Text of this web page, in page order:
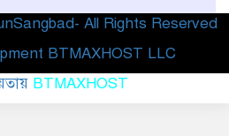
২৯ জলবায়ু সম্মেলন শেষে দেশে
অন্তর্বর্তী সরকারের প্রধান
নিয়ে মুখ খুললেন তৌহিদ
All Rights Reserved
BTMAXHOST LLC
BTMAXHOST